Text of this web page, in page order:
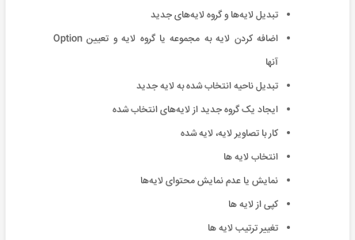
تبدیل لایه‌ها و گروه لایه‌های جدید
اضافه کردن لایه به مجموعه یا گروه لایه و تعیین Option
آنها
تبدیل ناحیه انتخاب شده به لایه جدید
ایجاد یک گروه جدید از لایه‌های انتخاب شده
کار با تصاویر لایه، لایه شده
انتخاب لایه ها
نمایش یا عدم نمایش محتوای لایه‌ها
کپی از لایه ها
تغییر ترتیب لایه ها